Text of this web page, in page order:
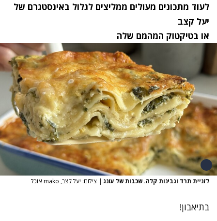
לעוד מתכונים מעולים ממליצים לגלול באינסטגרם של
יעל קצב
או בטיקטוק המהמם שלה
לזניית תרד וגבינות קלה. שכבות של עונג | צילום: יעל קצב, mako אוכל
בתיאבון!